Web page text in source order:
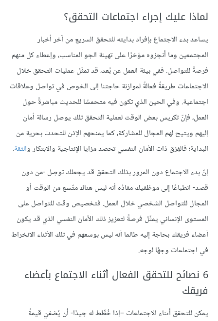
لماذا عليك إجراء اجتماعات التحقق؟
يساعد بدء الاجتماع بإفراد بدايته للتحقق السريع من آخر أخبار
المجتمعين وما أنجزوه مؤخرًا على تهيئة الجو المناسب، وإعطاء كل منهم
فرصةً للتواصل. ففي بيئة العمل عن بُعد، قد تمثّل عمليات التحقق خلال
الاجتماعات طريقةً فعالةً لموازنة حاجتنا إلى الخوص في تواصل وعلاقات
اجتماعية. وفي الحين الذي تكون فيه متحمسًا للحديث مباشرةً حول
العمل، فإنّ تكريس بعض الوقت لعملية التحقق تلك يوصل رسالة أمان
إليهم ويتيح لهم المجال للمشاركة، كما يمنحهم الإذن للتحدث بحرية من
البداية؛ فالفِرَق ذات الأمان النفسي تحصد مزايا الإنتاجية والابتكار والثقة.
إنّ بدء الاجتماع دون المرور بذلك التحقق قد يجعلك توصِل -من دون
قصد- انطباعًا إلى موظفيك مفادُه أنه ليس هناك متّسع من الوقت أو
المجال للتواصل الشخصي خلال العمل. فتخصيص وقت للتواصل على
المستوى الإنساني يمثّل فرصةً لتعزيز ذلك الأمان النفسي الذي قد يكون
أعضاء فريقك بحاجة إليه طالما أنه ليس بوسعهم في تلك الأثناء الانخراط
في اجتماعات وجهًا لوجه.
6 نصائح للتحقق الفعال أثناء الاجتماع بأعضاء
فريقك
يمكن للتحقق أثناء الاجتماعات –إذا خُطِّط له جيدًا- أن يُضفيَ قيمةً